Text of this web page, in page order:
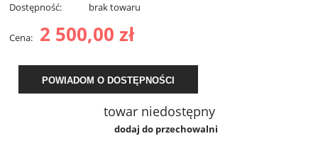
Dostępność: brak towaru
Cena: 2 500,00 zł
POWIADOM O DOSTĘPNOŚCI
towar niedostępny
dodaj do przechowalni